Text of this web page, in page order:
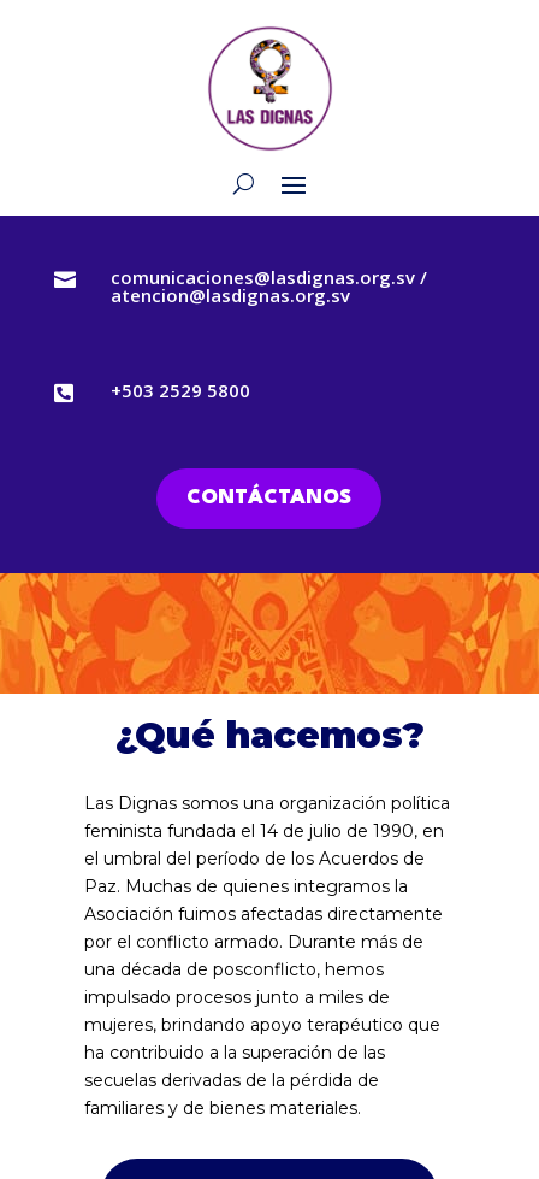
 comunicaciones@lasdignas.org.sv /
atencion@lasdignas.org.sv
 +503 2529 5800
CONTÁCTANOS
¿Qué hacemos?
Las Dignas somos una organización política
feminista fundada el 14 de julio de 1990, en
el umbral del período de los Acuerdos de
Paz. Muchas de quienes integramos la
Asociación fuimos afectadas directamente
por el conflicto armado. Durante más de
una década de posconflicto, hemos
impulsado procesos junto a miles de
mujeres, brindando apoyo terapéutico que
ha contribuido a la superación de las
secuelas derivadas de la pérdida de
familiares y de bienes materiales.